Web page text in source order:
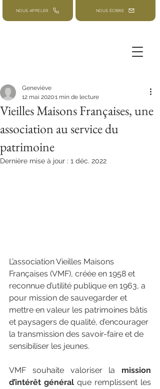
NOUS APPELER NOUS ÉCRIRE
Vieilles Maisons Françaises, une
association au service du
patrimoine
Geneviève
12 mai 20201 min de lecture
Dernière mise à jour : 1 déc. 2022
L’association Vieilles Maisons
Françaises (VMF), créée en 1958 et
reconnue d’utilité publique en 1963, a
pour mission de sauvegarder et
mettre en valeur les patrimoines bâtis
et paysagers de qualité, d’encourager
la transmission des savoir-faire et de
sensibiliser les jeunes.
VMF souhaite valoriser la mission
d’intérêt général que remplissent les